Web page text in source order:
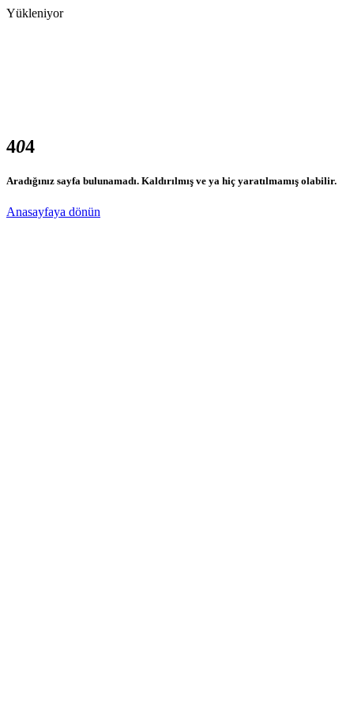
Yükleniyor
404
Aradığınız sayfa bulunamadı. Kaldırılmış ve ya hiç yaratılmamış olabilir.
Anasayfaya dönün